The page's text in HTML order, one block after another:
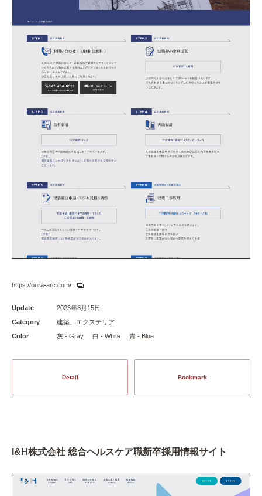
https://oura-arc.com/
Update
2023年8月15日
Category
建築、エクステリア
Color
灰 - Gray 白 - White 青 - Blue
Detail Bookmark
I&H株式会社 総合ヘルスケア職新卒採用情報サイト